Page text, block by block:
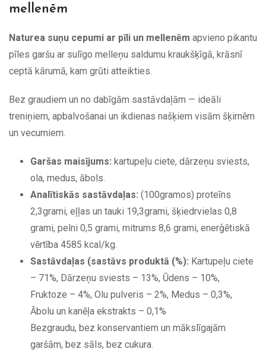
mellenēm
Naturea suņu cepumi ar pīli un mellenēm apvieno pikantu
pīles garšu ar sulīgo melleņu saldumu kraukšķīgā, krāsnī
ceptā kārumā, kam grūti atteikties.
Bez graudiem un no dabīgām sastāvdaļām — ideāli
treniņiem, apbalvošanai un ikdienas našķiem visām šķirnēm
un vecumiem.
Garšas maisījums: kartupeļu ciete, dārzeņu sviests,
ola, medus, ābols.
Analītiskās sastāvdaļas: (100gramos) proteīns
2,3grami, eļļas un tauki 19,3grami, šķiedrvielas 0,8
grami, pelni 0,5 grami, mitrums 8,6 grami, enerģētiskā
vērtība 4585 kcal/kg.
Sastāvdaļas (sastāvs produktā (%): Kartupeļu ciete
– 71%, Dārzeņu sviests – 13%, Ūdens – 10%,
Fruktoze – 4%, Olu pulveris – 2%, Medus – 0,3%,
Ābolu un kanēļa ekstrakts – 0,1%
Bezgraudu, bez konservantiem un mākslīgajām
garšām, bez sāls, bez cukura.